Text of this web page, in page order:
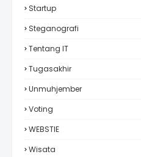
Startup
Steganografi
Tentang IT
Tugasakhir
Unmuhjember
Voting
WEBSTIE
Wisata